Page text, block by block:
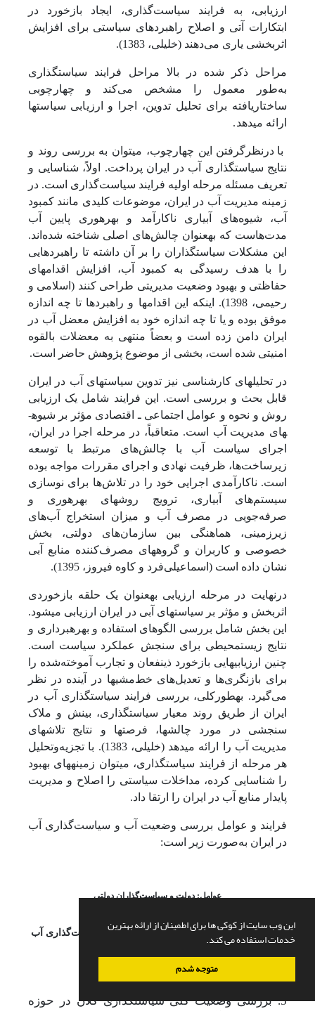
این وب سایت از کوکی ها برای اطمینان از ارائه بهترین
خدمات استفاده می کند.
متوجه شدم
ارزیابی، به فرایند سیاست‌گذاری، ایجاد بازخورد در
ابتکارات آتی و اصلاح راهبردهای سیاستی برای افزایش
اثربخشی یاری می‌دهند (خلیلی، 1383).
مراحل ذکر شده در بالا مراحل فرایند سیاست­گذاری
به‌طور معمول را مشخص می‌کند و چهارچوبی
ساختاریافته برای تحلیل تدوین، اجرا و ارزیابی سیاست­ها
ارائه می­دهد.
با درنظرگرفتن این چهارچوب، می­توان به بررسی روند و
نتایج سیاست­گذاری آب در ایران پرداخت. اولاً، شناسایی و
تعریف مسئله مرحله اولیه فرایند سیاست‌گذاری است. در
زمینه مدیریت آب در ایران، موضوعات کلیدی مانند کمبود
آب، شیوه‌های آبیاری ناکارآمد و بهره­وری پایین آب
مدت‌هاست که به­عنوان چالش‌های اصلی شناخته شده‌اند.
این مشکلات سیاست­گذاران را بر آن داشته تا راهبردهایی
را با هدف رسیدگی به کمبود آب، افزایش اقدام­های
حفاظتی و بهبود وضعیت مدیریتی طراحی کنند (اسلامی و
رحیمی، 1398). اینکه این اقدام­ها و راهبردها تا چه اندازه
موفق بوده و یا تا چه اندازه خود به افزایش معضل آب در
ایران دامن زده است و بعضاً منتهی به معضلات بالقوه
امنیتی شده است، بخشی از موضوع پژوهش حاضر است.
در تحلیل­های کارشناسی نیز تدوین سیاست­های آب در ایران
قابل بحث و بررسی است. این فرایند شامل یک ارزیابی
روش و نحوه و عوامل اجتماعی ـ اقتصادی مؤثر بر شیوه­
های مدیریت آب است. متعاقباً، در مرحله اجرا در ایران،
اجرای سیاست آب با چالش‌های مرتبط با توسعه
زیرساخت‌ها، ظرفیت نهادی و اجرای مقررات مواجه بوده
است. ناکارآمدی اجرایی خود را در تلاش‌ها برای نوسازی
سیستم‌های آبیاری، ترویج روش­های بهره­وری و
صرفه‌جویی در مصرف آب و میزان استخراج آب‌های
زیرزمینی، هماهنگی بین سازمان‌های دولتی، بخش‌
خصوصی و کاربران و گروه­های مصرف‌کننده منابع آبی
نشان داده است (اسماعیلی‌فرد و کاوه فیروز، 1395).
درنهایت در مرحله ارزیابی به­عنوان یک حلقه بازخوردی
اثربخش و مؤثر بر سیاست­های آبی در ایران ارزیابی می­شود.
این بخش شامل بررسی الگوهای استفاده و بهره­برداری و
نتایج زیست­محیطی برای سنجش عملکرد سیاست است.
چنین ارزیابی­هایی بازخورد ذی­نفعان و تجارب آموخته‌شده را
برای بازنگری‌ها و تعدیل‌های خط‌مشی­ها در آینده در نظر
می‌گیرد. به­طورکلی، بررسی فرایند سیاست­گذاری آب در
ایران از طریق روند معیار سیاست­گذاری، بینش و ملاک
سنجشی در مورد چالش­ها، فرصت­ها و نتایج تلاش­های
مدیریت آب را ارائه می­دهد (خلیلی، 1383). با تجزیه‌و‌تحلیل
هر مرحله از فرایند سیاست­گذاری، می­توان زمینه­های بهبود
را شناسایی کرده، مداخلات سیاستی را اصلاح و مدیریت
پایدار منابع آب در ایران را ارتقا داد.
فرایند و عوامل بررسی وضعیت آب و سیاست‌گذاری آب
در ایران به‌صورت زیر است:
عوامل: دولت و سیاست‌گذاران دولتی
شکل (2): فرایند و عوامل بررسی وضعیت و سیاست‌گذاری آب
5. بررسی وضعیت کلی سیاست­گذاری کلان در حوزه